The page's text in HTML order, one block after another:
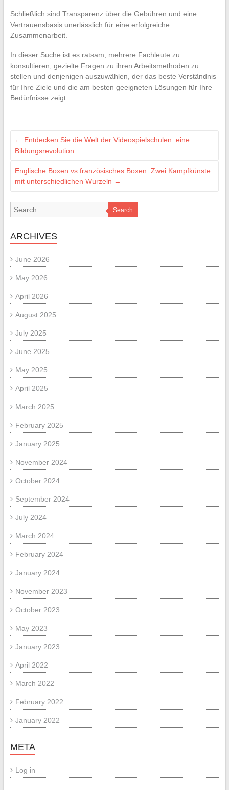
Schließlich sind Transparenz über die Gebühren und eine
Vertrauensbasis unerlässlich für eine erfolgreiche
Zusammenarbeit.
In dieser Suche ist es ratsam, mehrere Fachleute zu
konsultieren, gezielte Fragen zu ihren Arbeitsmethoden zu
stellen und denjenigen auszuwählen, der das beste Verständnis
für Ihre Ziele und die am besten geeigneten Lösungen für Ihre
Bedürfnisse zeigt.
← Entdecken Sie die Welt der Videospielschulen: eine
Bildungsrevolution
Englische Boxen vs französisches Boxen: Zwei Kampfkünste
mit unterschiedlichen Wurzeln →
Search
ARCHIVES
June 2026
May 2026
April 2026
August 2025
July 2025
June 2025
May 2025
April 2025
March 2025
February 2025
January 2025
November 2024
October 2024
September 2024
July 2024
March 2024
February 2024
January 2024
November 2023
October 2023
May 2023
January 2023
April 2022
March 2022
February 2022
January 2022
META
Log in